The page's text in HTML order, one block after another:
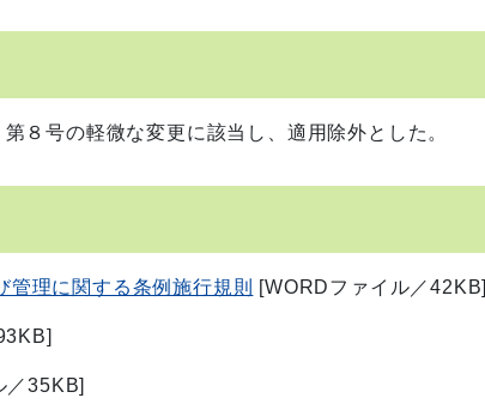
８号の軽微な変更に該当し、適用除外とした。
理に関する条例施行規則 [WORDファイル／42KB]
／35KB]